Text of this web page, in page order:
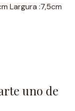
Largura :7,5cm
uno de